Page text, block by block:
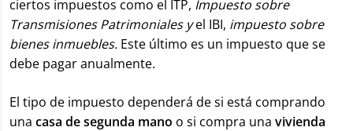
ciertos impuestos como el ITP, Impuesto sobre
Transmisiones Patrimoniales yel IBI, impuesto sobre
bienes inmuebles. Este último es un impuesto que se
debe pagar anualmente.
El tipo de impuesto dependerá de si está comprando
una casa de segunda mano o si compra una vivienda